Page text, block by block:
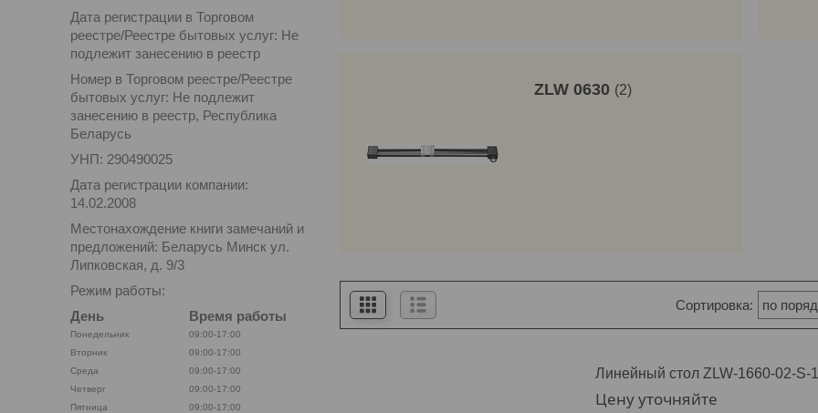
ZLW 0630 2
Линейный стол ZLW-1660-02-S-
Цену уточняйте
Дата регистрации в Торговом
реестре/Реестре бытовых услуг: Не
подлежит занесению в реестр
Номер в Торговом реестре/Реестре
бытовых услуг: Не подлежит
занесению в реестр, Республика
Беларусь
УНП: 290490025
Дата регистрации компании:
14.02.2008
Местонахождение книги замечаний и
предложений: Беларусь Минск ул.
Липковская, д. 9/3
Режим работы:
День
Время работы
Понедельник
09:00-17:00
Вторник
09:00-17:00
Среда
09:00-17:00
Четверг
09:00-17:00
Пятница
09:00-17:00